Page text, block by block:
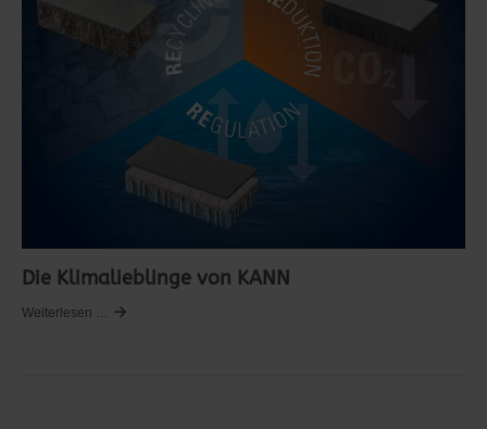
Die Klimalieblinge von KANN
Weiterlesen …